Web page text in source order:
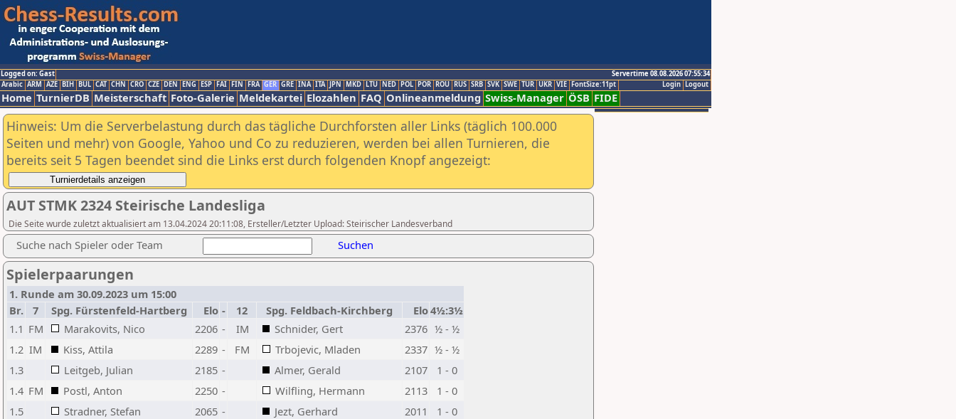
Logged on: Gast
Servertime 08.08.2026 07:55:34
Logout
Login
Arabic ARM AZE BIH BUL CAT CHN CRO CZE DEN ENG ESP FAI FIN FRA GER GRE INA ITA JPN MKD LTU NED POL POR ROU RUS SRB SVK SWE TUR UKR VIE FontSize:11pt
Home TurnierDB Meisterschaft Foto-Galerie Meldekartei Elozahlen FAQ Onlineanmeldung Swiss-Manager ÖSB FIDE
Hinweis: Um die Serverbelastung durch das tägliche Durchforsten aller Links (täglich 100.000
Seiten und mehr) von Google, Yahoo und Co zu reduzieren, werden bei allen Turnieren, die
bereits seit 5 Tagen beendet sind die Links erst durch folgenden Knopf angezeigt:
AUT STMK 2324 Steirische Landesliga
Die Seite wurde zuletzt aktualisiert am 13.04.2024 20:11:08, Ersteller/Letzter Upload: Steirischer Landesverband
Suche nach Spieler oder Team Suchen
Spielerpaarungen
1. Runde am 30.09.2023 um 15:00
Br.
7 Spg. Fürstenfeld-Hartberg Elo - 12 Spg. Feldbach-Kirchberg Elo4½:3½
1.1 FM Marakovits, Nico 2206 - IM Schnider, Gert 2376 ½ - ½
1.2 IM Kiss, Attila 2289 - FM Trbojevic, Mladen 2337 ½ - ½
1.3
Leitgeb, Julian 2185 - Almer, Gerald 2107
1 - 0
1.4 FM Postl, Anton 2250 - Wilfling, Hermann 2113
1 - 0
1.5
Stradner, Stefan 2065 - Jezt, Gerhard 2011
1 - 0